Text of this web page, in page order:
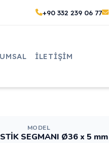
+90 332 239 06 77
İLETIŞIM
MODEL
SEGMANI Ø36 x 5 mm